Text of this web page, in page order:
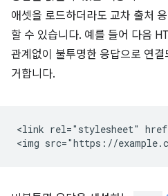
애셋을 로드하더라도 교차 출처
할 수 있습니다. 예를 들어 다음
관계없이 불투명한 응답으로 연결
거합니다.
<link rel="stylesheet"